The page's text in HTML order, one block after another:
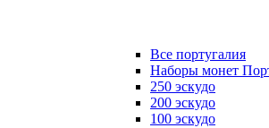
Все португалия
Наборы монет
250 эскудо
200 эскудо
100 эскудо